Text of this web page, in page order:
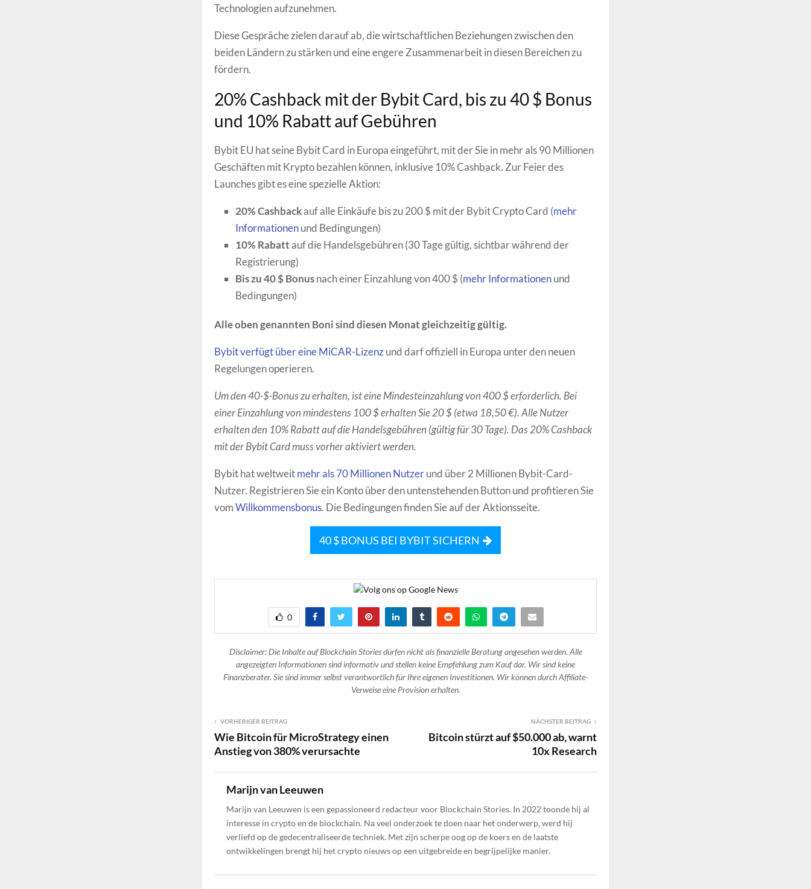
Technologien aufzunehmen.
Diese Gespräche zielen darauf ab, die wirtschaftlichen Beziehungen zwischen den
beiden Ländern zu stärken und eine engere Zusammenarbeit in diesen Bereichen zu
fördern.
20% Cashback mit der Bybit Card, bis zu 40 $ Bonus
und 10% Rabatt auf Gebühren
Bybit EU hat seine Bybit Card in Europa eingeführt, mit der Sie in mehr als 90 Millionen
Geschäften mit Krypto bezahlen können, inklusive 10% Cashback. Zur Feier des
Launches gibt es eine spezielle Aktion:
20% Cashbackauf alle Einkäufe bis zu 200 $ mit der Bybit Crypto Card (mehr
Informationenund Bedingungen)
10% Rabattauf die Handelsgebühren (30 Tage gültig, sichtbar während der
Registrierung)
Bis zu 40 $ Bonusnach einer Einzahlung von 400 $ (mehr Informationenund
Bedingungen)
Alle oben genannten Boni sind diesen Monat gleichzeitig gültig.
Bybit verfügt über eine MiCAR-Lizenzund darf offiziell in Europa unter den neuen
Regelungen operieren.
Um den 40-$-Bonus zu erhalten, ist eine Mindesteinzahlung von 400 $ erforderlich. Bei
einer Einzahlung von mindestens 100 $ erhalten Sie 20 $ (etwa 18,50 €). Alle Nutzer
erhalten den 10% Rabatt auf die Handelsgebühren (gültig für 30 Tage). Das 20% Cashback
mit der Bybit Card muss vorher aktiviert werden.
Bybit hat weltweitmehr als 70 Millionen Nutzerund über 2 Millionen Bybit-Card-
Nutzer. Registrieren Sie ein Konto über den untenstehenden Button und profitieren Sie
vomWillkommensbonus. Die Bedingungen finden Sie auf der Aktionsseite.
40 $ BONUS BEI BYBIT SICHERN
0
Disclaimer: Die Inhalte auf Blockchain Stories dürfen nicht als finanzielle Beratung angesehen werden. Alle
angezeigten Informationen sind informativ und stellen keine Empfehlung zum Kauf dar. Wir sind keine
Finanzberater. Sie sind immer selbst verantwortlich für Ihre eigenen Investitionen. Wir können durch Affiliate-
Verweise eine Provision erhalten.
VORHERIGER BEITRAG
Wie Bitcoin für MicroStrategy einen
Anstieg von 380% verursachte
NÄCHSTER BEITRAG
Bitcoin stürzt auf $50.000 ab, warnt
10x Research
Marijn van Leeuwen
Marijn van Leeuwen is een gepassioneerd redacteur voor Blockchain Stories. In 2022 toonde hij al
interesse in crypto en de blockchain. Na veel onderzoek te doen naar het onderwerp, werd hij
verliefd op de gedecentraliseerde techniek. Met zijn scherpe oog op de koers en de laatste
ontwikkelingen brengt hij het crypto nieuws op een uitgebreide en begrijpelijke manier.